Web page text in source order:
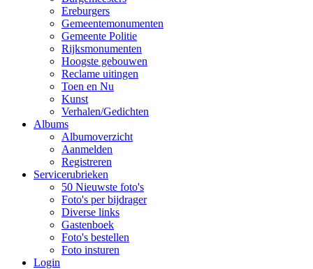
Ereburgers
Gemeentemonumenten
Gemeente Politie
Rijksmonumenten
Hoogste gebouwen
Reclame uitingen
Toen en Nu
Kunst
Verhalen/Gedichten
Albums
Albumoverzicht
Aanmelden
Registreren
Servicerubrieken
50 Nieuwste foto's
Foto's per bijdrager
Diverse links
Gastenboek
Foto's bestellen
Foto insturen
Login